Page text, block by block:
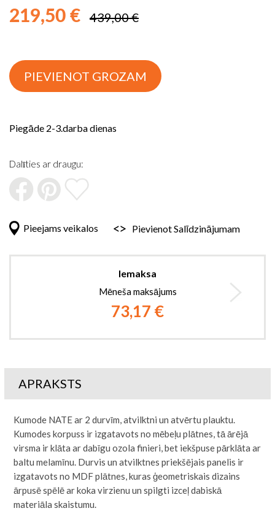
219,50 € 439,00 €
PIEVIENOT GROZAM
Piegāde 2-3.darba dienas
Dalīties ar draugu:
Pieejams veikalos Pievienot Salīdzinājumam
Iemaksa
Mēneša maksājums
73,17 €
APRAKSTS
Kumode NATE ar 2 durvīm, atvilktni un atvērtu plauktu.
Kumodes korpuss ir izgatavots no mēbeļu plātnes, tā ārējā
virsma ir klāta ar dabīgu ozola finieri, bet iekšpuse pārklāta ar
baltu melamīnu. Durvis un atvilktnes priekšējais panelis ir
izgatavots no MDF plātnes, kuras ģeometriskais dizains
ārpusē spēlē ar koka virzienu un spilgti izceļ dabiskā
materiāla skaistumu.